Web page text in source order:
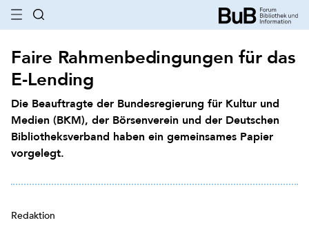
Faire Rahmenbedingungen für das
E-Lending
Die Beauftragte der Bundesregierung für Kultur und
Medien (BKM), der Börsenverein und der Deutschen
Bibliotheksverband haben ein gemeinsames Papier
vorgelegt.
Redaktion